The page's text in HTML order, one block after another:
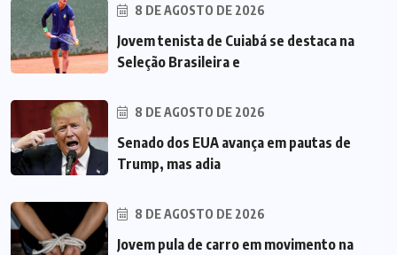
8 DE AGOSTO DE 2026
Jovem tenista de Cuiabá se destaca na
Seleção Brasileira e
8 DE AGOSTO DE 2026
Senado dos EUA avança em pautas de
Trump, mas adia
8 DE AGOSTO DE 2026
Jovem pula de carro em movimento na